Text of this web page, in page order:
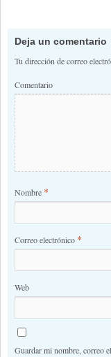
Deja un comentario
Tu dirección de correo
Comentario
Nombre *
Correo electrónico *
Web
Guardar mi nombre, correo